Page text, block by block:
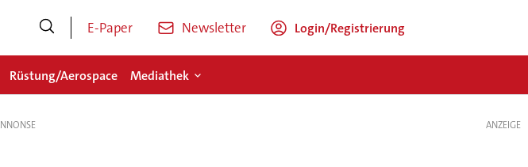
E-Paper Newsletter Login/Registrierung
Rüstung/Aerospace Mediathek
ANZEIGE